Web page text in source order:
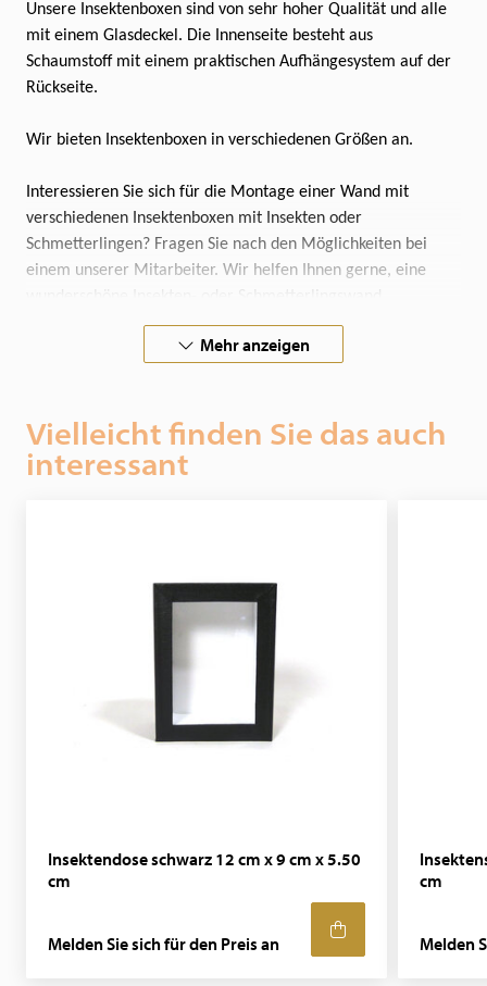
Unsere Insektenboxen sind von sehr hoher Qualität und alle
mit einem Glasdeckel. Die Innenseite besteht aus
Schaumstoff mit einem praktischen Aufhängesystem auf der
Rückseite.
Wir bieten Insektenboxen in verschiedenen Größen an.
Interessieren Sie sich für die Montage einer Wand mit
verschiedenen Insektenboxen mit Insekten oder
Schmetterlingen? Fragen Sie nach den Möglichkeiten bei
einem unserer Mitarbeiter. Wir helfen Ihnen gerne, eine
zusammenzustellen.
Mehr anzeigen
Vielleicht finden Sie das auch
interessant
Insektendose schwarz 12 cm x 9 cm x 5.50
cm
Melden Sie sich für den Preis an
cm
Melden